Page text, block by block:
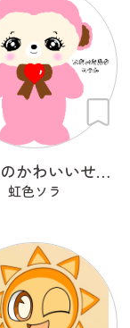
わたしのかわいいせかい
虹色ソラ